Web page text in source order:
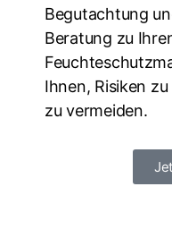
Begutachtung
Beratung zu
Ihnen, Risiken
zu vermeiden.